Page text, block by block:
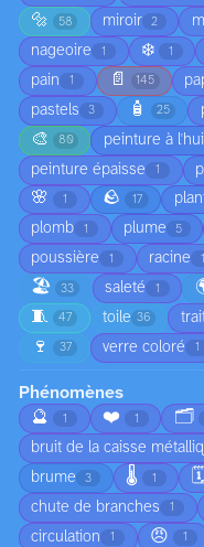
🔩 58 miroir 2
nageoire 1 ❄️ 1
pain 1 📄 145
pastels 3 🧴 25
🎨 80 peinture à
peinture épaisse 1
🌸 1 🪨 17
plomb 1 plume 5
poussière 1 racine 1
🏖️ 33 saleté 1
🧵 47 toile 36
🍷 37 verre coloré 1
Phénomènes
🔮
1 ❤️ 1 🗂️
bruit de la caisse
brume 3 🌡️ 1 🗓️
chute de branches 1
circulation 1 😠 1